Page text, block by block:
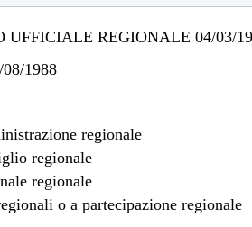
UFFICIALE REGIONALE 04/03/
08/1988
regionale
regionale
regionale
o a partecipazione regionale